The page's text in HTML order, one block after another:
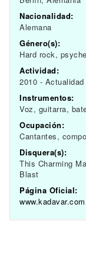
Nacionalidad:
Alemana
Género(s):
Hard rock,
Actividad:
2010 - Actualidad
Instrumentos:
Voz, guitarra,
Ocupación:
Cantantes,
Disquera(s):
This Charming
Blast
Página Oficial:
www.kadavar.com